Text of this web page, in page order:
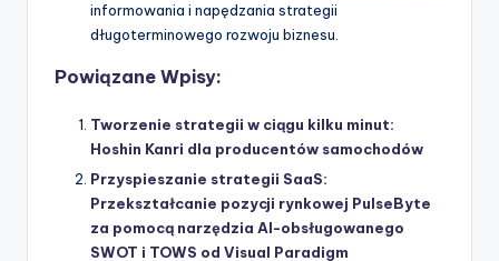
informowania i napędzania strategii
długoterminowego rozwoju biznesu.
Powiązane Wpisy:
Tworzenie strategii w ciągu kilku minut:
Hoshin Kanri dla producentów samochodów
Przyspieszanie strategii SaaS:
Przekształcanie pozycji rynkowej PulseByte
za pomocą narzędzia AI-obsługowanego
SWOT i TOWS od Visual Paradigm